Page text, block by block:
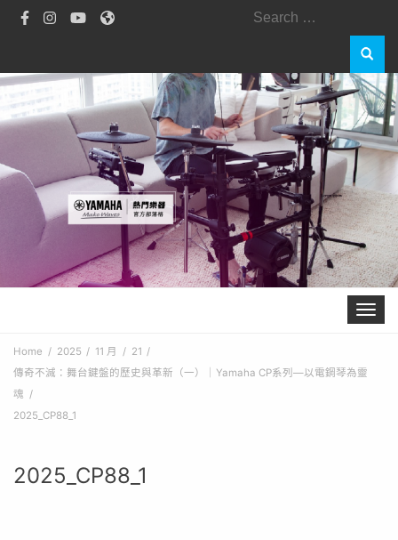
Search
Toggle
Home 2025 11 月
21
傳奇不滅：舞台鍵盤的歷史與革新（一）｜Yamaha CP系列—以電鋼琴為靈
魂
2025_CP88_1
2025_CP88_1